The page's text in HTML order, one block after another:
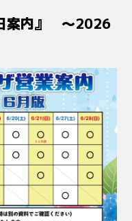
案内』 ～2026